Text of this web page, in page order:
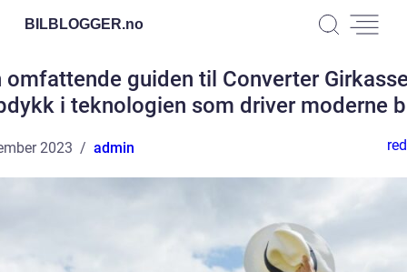
BILBLOGGER.no
omfattende guiden til Converter
i teknologien som driver moderne
2023 admin